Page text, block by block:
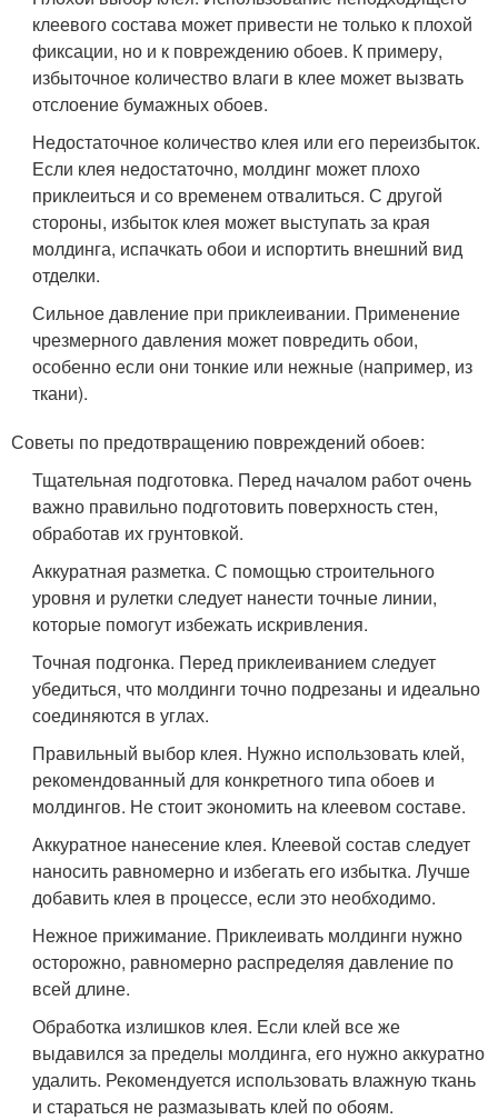
клеевого состава может привести не только к плохой
фиксации, но и к повреждению обоев. К примеру,
избыточное количество влаги в клее может вызвать
отслоение бумажных обоев.
Недостаточное количество клея или его переизбыток.
Если клея недостаточно, молдинг может плохо
приклеиться и со временем отвалиться. С другой
стороны, избыток клея может выступать за края
молдинга, испачкать обои и испортить внешний вид
отделки.
Сильное давление при приклеивании. Применение
чрезмерного давления может повредить обои,
особенно если они тонкие или нежные (например, из
ткани).
Советы по предотвращению повреждений обоев:
Тщательная подготовка. Перед началом работ очень
важно правильно подготовить поверхность стен,
обработав их грунтовкой.
Аккуратная разметка. С помощью строительного
уровня и рулетки следует нанести точные линии,
которые помогут избежать искривления.
Точная подгонка. Перед приклеиванием следует
убедиться, что молдинги точно подрезаны и идеально
соединяются в углах.
Правильный выбор клея. Нужно использовать клей,
рекомендованный для конкретного типа обоев и
молдингов. Не стоит экономить на клеевом составе.
Аккуратное нанесение клея. Клеевой состав следует
наносить равномерно и избегать его избытка. Лучше
добавить клея в процессе, если это необходимо.
Нежное прижимание. Приклеивать молдинги нужно
осторожно, равномерно распределяя давление по
всей длине.
Обработка излишков клея. Если клей все же
выдавился за пределы молдинга, его нужно аккуратно
удалить. Рекомендуется использовать влажную ткань
и стараться не размазывать клей по обоям.